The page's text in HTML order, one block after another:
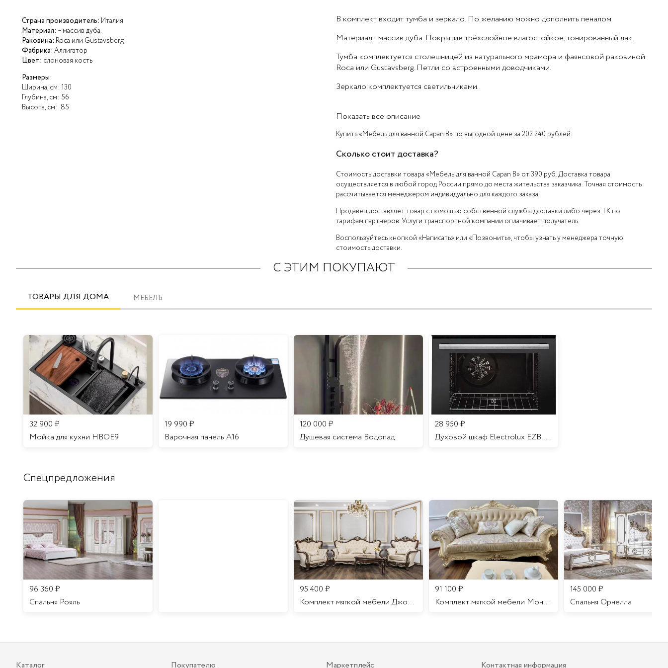
Страна производитель: Италия
Материал: – массив дуба.
Раковина: Roca или Gustavsberg
Фабрика: Аллигатор
Цвет: слоновая кость
Размеры:
Ширина, см: 130
Глубина, см: 56
Высота, см: 85
В комплект входит тумба и зеркало. По желанию можно дополнить пеналом.
Материал - массив дуба. Покрытие трёхслойное влагостойкое, тонированный лак.
Тумба комплектуется столешницей из натурального мрамора и фаянсовой раковиной
Roca или Gustavsberg. Петли со встроенными доводчиками.
Зеркало комплектуется светильниками.
Показать все описание
Купить «Мебель для ванной Capan B» по выгодной цене за 202 240 рублей.
Сколько стоит доставка?
Стоимость доставки товара «Мебель для ванной Capan B» от 390 руб. Доставка товара
осуществляется в любой город России прямо до места жительства заказчика. Точная стоимость
рассчитывается менеджером индивидуально для каждого заказа.
Продавец доставляет товар с помощью собственной службы доставки либо через ТК по
тарифам партнеров. Услуги транспортной компании оплачивает получатель.
Воспользуйтесь кнопкой «Написать» или «Позвонить», чтобы узнать у менеджера точную
стоимость доставки.
С ЭТИМ ПОКУПАЮТ
ТОВАРЫ ДЛЯ ДОМА МЕБЕЛЬ
32 900 ₽
Мойка для кухни HBOE9
19 990 ₽
Варочная панель A16
120 000 ₽
Душевая система Водопад
28 950 ₽
Духовой шкаф Electrolux EZB 52410 AK
Спецпредложения
96 360 ₽
Спальня Рояль
95 400 ₽
Комплект мягкой мебели Джоконда
91 100 ₽
Комплект мягкой мебели Мона Лиза
145 000 ₽
Cпальня Орнелла
Каталог Покупателю Маркетплейс Контактная информация